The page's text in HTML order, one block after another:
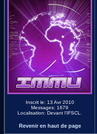
Inscrit le: 13 Avr 2010
Messages: 1679
Localisation: Devant l'IFSCL.
Revenir en haut de page